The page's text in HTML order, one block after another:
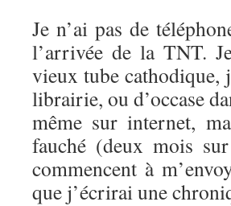
Je n’ai pas de
l’arrivée de la TNT.
vieux tube cathodique,
librairie, ou d’occase
même sur internet,
fauché (deux mois
commencent à
que j’écrirai une